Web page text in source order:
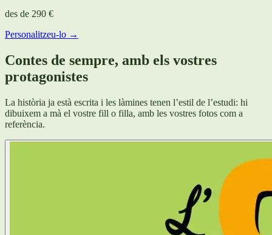
des de 290 €
Personalitzeu-lo →
Contes de sempre, amb els vostres
protagonistes
La història ja està escrita i les làmines tenen l’estil de l’estudi: hi
dibuixem a mà el vostre fill o filla, amb les vostres fotos com a
referència.